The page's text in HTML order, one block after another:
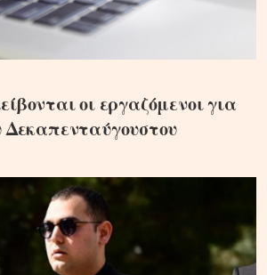
οι εργαζόμενοι για
Δεκαπενταύγουστου